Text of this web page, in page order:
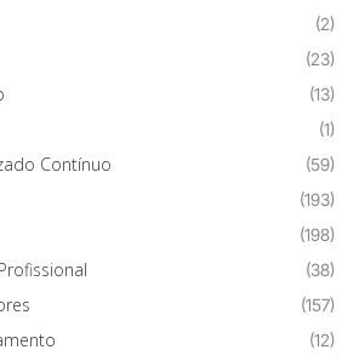
(2)
(23)
(13)
(1)
Contínuo (59)
(193)
(198)
(38)
(157)
(12)